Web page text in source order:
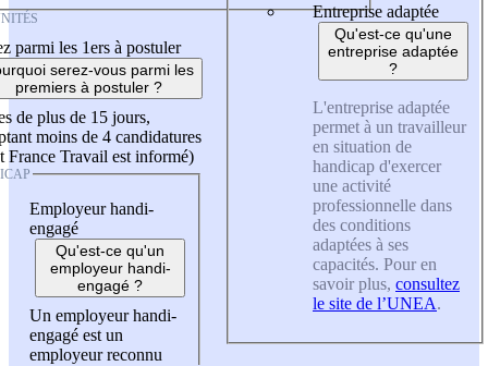
parmi les 1ers à postuler
serez-vous parmi les
premiers à postuler ?
de plus de 15 jours,
moins de 4 candidatures
France Travail est informé)
Employeur handi-
engagé
Qu'est-ce qu'un
employeur handi-
engagé ?
Un employeur handi-
engagé est un
employeur reconnu
Entreprise adaptée
Qu'est-ce qu'une
entreprise adaptée
?
L'entreprise adaptée
permet à un travailleur
en situation de
handicap d'exercer
une activité
professionnelle dans
des conditions
adaptées à ses
capacités. Pour en
savoir plus, consultez
le site de l’UNEA.